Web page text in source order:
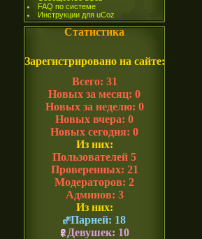
FAQ по системе
Инструкции для uCoz
Статистика
Зарегистрировано на сайте:
Всего: 31
Новых за месяц: 0
Новых за неделю: 0
Новых вчера: 0
Новых сегодня: 0
Из них:
Пользователей 5
Проверенных: 21
Модераторов: 2
Админов: 3
Из них:
Парней: 18
Девушек: 10